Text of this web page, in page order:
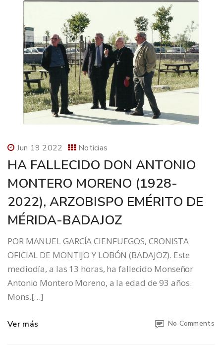
Jun 19 2022 Noticias
HA FALLECIDO DON ANTONIO
MONTERO MORENO (1928-
2022), ARZOBISPO EMÉRITO DE
MÉRIDA-BADAJOZ
POR MANUEL GARCÍA CIENFUEGOS, CRONISTA
OFICIAL DE MONTIJO Y LOBÓN (BADAJOZ). Este
mediodía, a las 13 horas, ha fallecido Monseñor
Antonio Montero Moreno, a la edad de 93 años.
Mons.[…]
Ver más No Comments